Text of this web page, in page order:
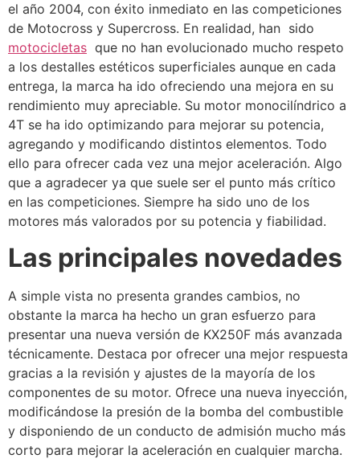
el año 2004, con éxito inmediato en las competiciones
de Motocross y Supercross. En realidad, han sido
motocicletas que no han evolucionado mucho respeto
a los destalles estéticos superficiales aunque en cada
entrega, la marca ha ido ofreciendo una mejora en su
rendimiento muy apreciable. Su motor monocilíndrico a
4T se ha ido optimizando para mejorar su potencia,
agregando y modificando distintos elementos. Todo
ello para ofrecer cada vez una mejor aceleración. Algo
que a agradecer ya que suele ser el punto más crítico
en las competiciones. Siempre ha sido uno de los
motores más valorados por su potencia y fiabilidad.
Las principales novedades
A simple vista no presenta grandes cambios, no
obstante la marca ha hecho un gran esfuerzo para
presentar una nueva versión de KX250F más avanzada
técnicamente. Destaca por ofrecer una mejor respuesta
gracias a la revisión y ajustes de la mayoría de los
componentes de su motor. Ofrece una nueva inyección,
modificándose la presión de la bomba del combustible
y disponiendo de un conducto de admisión mucho más
corto para mejorar la aceleración en cualquier marcha.